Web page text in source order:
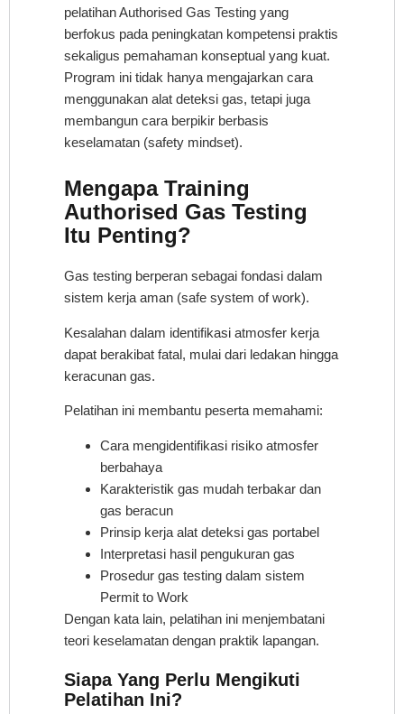
pelatihan Authorised Gas Testing yang
berfokus pada peningkatan kompetensi praktis
sekaligus pemahaman konseptual yang kuat.
Program ini tidak hanya mengajarkan cara
menggunakan alat deteksi gas, tetapi juga
membangun cara berpikir berbasis
keselamatan (safety mindset).
Mengapa Training
Authorised Gas Testing
Itu Penting?
Gas testing berperan sebagai fondasi dalam
sistem kerja aman (safe system of work).
Kesalahan dalam identifikasi atmosfer kerja
dapat berakibat fatal, mulai dari ledakan hingga
keracunan gas.
Pelatihan ini membantu peserta memahami:
Cara mengidentifikasi risiko atmosfer
berbahaya
Karakteristik gas mudah terbakar dan
gas beracun
Prinsip kerja alat deteksi gas portabel
Interpretasi hasil pengukuran gas
Prosedur gas testing dalam sistem
Permit to Work
Dengan kata lain, pelatihan ini menjembatani
teori keselamatan dengan praktik lapangan.
Siapa Yang Perlu Mengikuti
Pelatihan Ini?